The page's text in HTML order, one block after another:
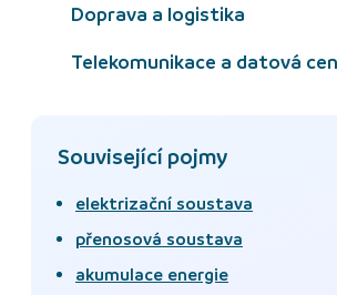
Doprava a logistika
Telekomunikace a datová
Související pojmy
elektrizační soustava
přenosová soustava
akumulace energie